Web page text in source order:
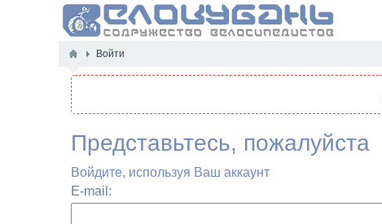
Войти
Представьтесь, пожалуйста
Войдите, используя Ваш аккаунт
E-mail: